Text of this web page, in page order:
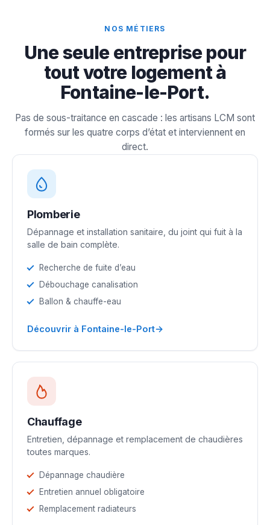
NOS MÉTIERS
Une seule entreprise pour
tout votre logement à
Fontaine-le-Port.
Pas de sous-traitance en cascade : les artisans LCM sont
formés sur les quatre corps d’état et interviennent en
direct.
Plomberie
Dépannage et installation sanitaire, du joint qui fuit à la
salle de bain complète.
Recherche de fuite d’eau
Débouchage canalisation
Ballon & chauffe-eau
Découvrir à Fontaine-le-Port→
Chauffage
Entretien, dépannage et remplacement de chaudières
toutes marques.
Dépannage chaudière
Entretien annuel obligatoire
Remplacement radiateurs